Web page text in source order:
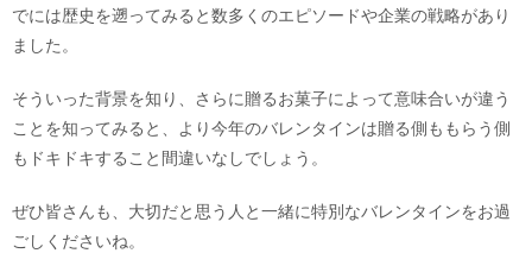
でには歴史を遡ってみると数多くのエピソードや企業の戦略があり
ました。
そういった背景を知り、さらに贈るお菓子によって意味合いが違う
ことを知ってみると、より今年のバレンタインは贈る側ももらう側
もドキドキすること間違いなしでしょう。
ぜひ皆さんも、大切だと思う人と一緒に特別なバレンタインをお過
ごしくださいね。